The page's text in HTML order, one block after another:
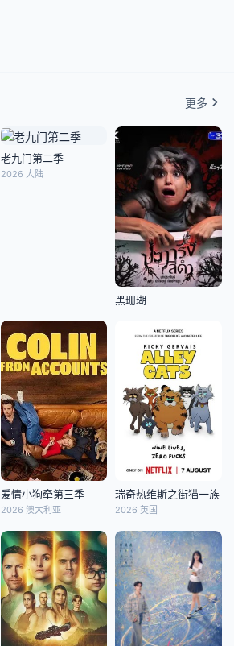
更多
老九门第二季
2026 大陆
黑珊瑚
爱情小狗牵第三季
2026 澳大利亚
瑞奇热维斯之街猫一族
2026 英国